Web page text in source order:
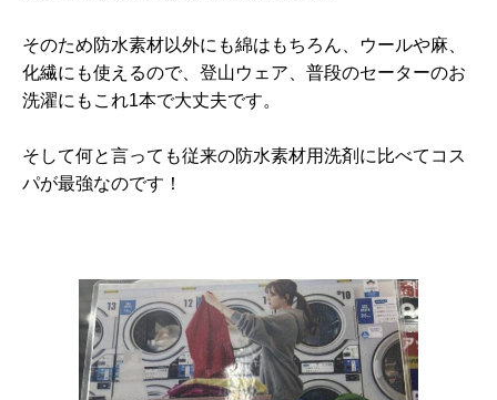
そのため防水素材以外にも綿はもちろん、ウールや麻、
化繊にも使えるので、登山ウェア、普段のセーターのお
洗濯にもこれ1本で大丈夫です。
そして何と言っても従来の防水素材用洗剤に比べてコス
パが最強なのです！